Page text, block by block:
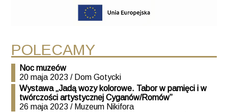
POLECAMY
Noc muzeów
20 maja 2023 / Dom Gotycki
Wystawa „Jadą wozy kolorowe. Tabor w pamięci i w
twórczości artystycznej Cyganów/Romów”
26 maja 2023 / Muzeum Nikifora